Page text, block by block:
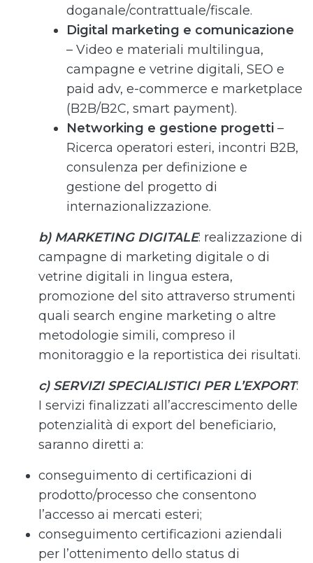
doganale/contrattuale/fiscale.
Digital marketing e comunicazione
– Video e materiali multilingua,
campagne e vetrine digitali, SEO e
paid adv, e-commerce e marketplace
(B2B/B2C, smart payment).
Networking e gestione progetti –
Ricerca operatori esteri, incontri B2B,
consulenza per definizione e
gestione del progetto di
internazionalizzazione.
b) MARKETING DIGITALE: realizzazione di
campagne di marketing digitale o di
vetrine digitali in lingua estera,
promozione del sito attraverso strumenti
quali search engine marketing o altre
metodologie simili, compreso il
monitoraggio e la reportistica dei risultati.
c) SERVIZI SPECIALISTICI PER L’EXPORT:
I servizi finalizzati all’accrescimento delle
potenzialità di export del beneficiario,
saranno diretti a:
conseguimento di certificazioni di
prodotto/processo che consentono
l’accesso ai mercati esteri;
conseguimento certificazioni aziendali
per l’ottenimento dello status di